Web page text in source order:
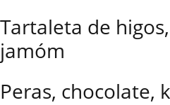
Tartaleta de
jamóm
Peras, chocolate,